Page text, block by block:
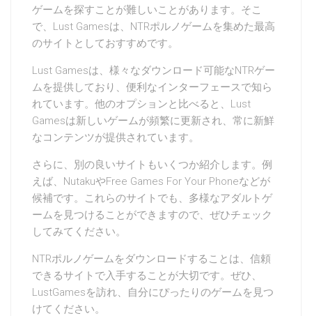
ゲームを探すことが難しいことがあります。そこ
で、Lust Gamesは、NTRポルノゲームを集めた最高
のサイトとしておすすめです。
Lust Gamesは、様々なダウンロード可能なNTRゲー
ムを提供しており、便利なインターフェースで知ら
れています。他のオプションと比べると、Lust
Gamesは新しいゲームが頻繁に更新され、常に新鮮
なコンテンツが提供されています。
さらに、別の良いサイトもいくつか紹介します。例
えば、NutakuやFree Games For Your Phoneなどが
候補です。これらのサイトでも、多様なアダルトゲ
ームを見つけることができますので、ぜひチェック
してみてください。
NTRポルノゲームをダウンロードすることは、信頼
できるサイトで入手することが大切です。ぜひ、
LustGamesを訪れ、自分にぴったりのゲームを見つ
けてください。